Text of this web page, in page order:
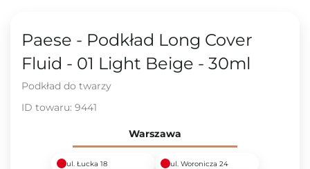
Paese - Podkład Long Cover
Fluid - 01 Light Beige - 30ml
Podkład do twarzy
ID towaru: 9441
Warszawa
ul. Łucka 18 ul. Woronicza 24